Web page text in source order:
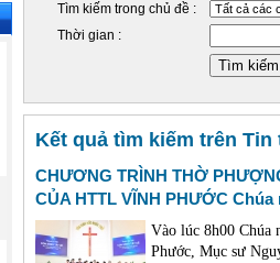
Tìm kiếm trong chủ đề :
Thời gian :
Kết quả tìm kiếm trên Tin
CHƯƠNG TRÌNH THỜ
CỦA HTTL VĨNH PHƯỚC Chúa
Vào lúc 8h00 Chúa
Phước, Mục sư